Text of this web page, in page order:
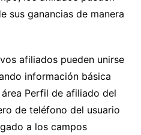
sus ganancias de manera
afiliados pueden unirse
información básica
Perfil de afiliado del
de teléfono del usuario
a los campos